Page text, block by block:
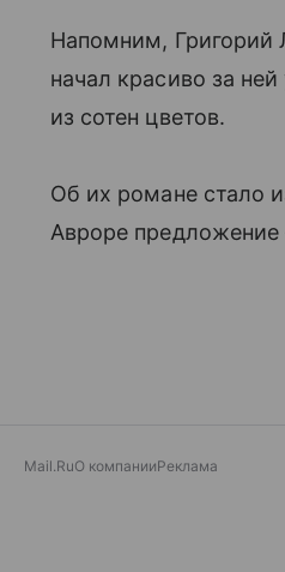
Напомним, Григорий
начал красиво за
из сотен цветов.
Об их романе стало
Авроре
Mail.RuО компанииРеклама